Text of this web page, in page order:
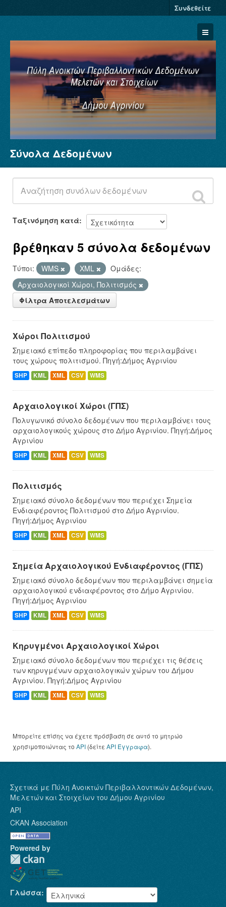
Συνδεθείτε
Σύνολα Δεδομένων
Φορείς
Ομάδες
Σχετικά
Σύνολα Δεδομένων
Ταξινόμηση κατά
βρέθηκαν 5 σύνολα δεδομένων
Τύποι: WMS XML
Ομάδες:
Αρχαιολογικοί Χώροι, Πολιτισμός
Φίλτρα Αποτελεσμάτων
Χώροι Πολιτισμού
Σημειακό επίπεδο πληροφορίας που περιλαμβάνει
τους χώρους πολιτισμού. Πηγή:Δήμος Αγρινίου
SHP KML XML CSV WMS
Αρχαιολογικοί Χώροι (ΓΠΣ)
Πολυγωνικό σύνολο δεδομένων που περιλαμβάνει τους
αρχαιολογικούς χώρους στο Δήμο Αγρινίου. Πηγή:Δήμος
Αγρινίου
SHP KML XML CSV WMS
Πολιτισμός
Σημειακό σύνολο δεδομένων που περιέχει Σημεία
Ενδιαφέροντος Πολιτισμού στο Δήμο Αγρινίου.
Πηγή:Δήμος Αγρινίου
SHP KML XML CSV WMS
Σημεία Αρχαιολογικού Ενδιαφέροντος (ΓΠΣ)
Σημειακό σύνολο δεδομένων που περιλαμβάνει σημεία
αρχαιολογικού ενδιαφέροντος στο Δήμο Αγρινίου.
Πηγή:Δήμος Αγρινίου
SHP KML XML CSV WMS
Κηρυγμένοι Αρχαιολογικοί Χώροι
Σημειακό σύνολο δεδομένων που περιέχει τις θέσεις
των κηρυγμένων αρχαιολογικών χώρων του Δήμου
Αγρινίου. Πηγή:Δήμος Αγρινίου
SHP KML XML CSV WMS
Μπορείτε επίσης να έχετε πρόσβαση σε αυτό το μητρώο
χρησιμοποιώντας το API (δείτε API Έγγραφα).
Σχετικά με Πύλη Ανοικτών Περιβαλλοντικών Δεδομένων,
Μελετών και Στοιχείων του Δήμου Αγρινίου
API
CKAN Association
Powered by
Γλώσσα